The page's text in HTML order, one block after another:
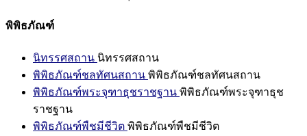
พิพิธภัณฑ์
นิทรรศสถาน นิทรรศสถาน
พิพิธภัณฑ์ชลทัศนสถาน พิพิธภัณฑ์ชลทัศนสถาน
พิพิธภัณฑ์พระจุฑาธุชราชฐาน พิพิธภัณฑ์พระจุฑาธุช
ราชฐาน
พิพิธภัณฑ์พืชมีชีวิต พิพิธภัณฑ์พืชมีชีวิต